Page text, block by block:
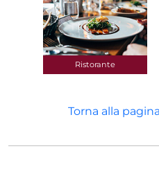
Ristorante
Torna alla